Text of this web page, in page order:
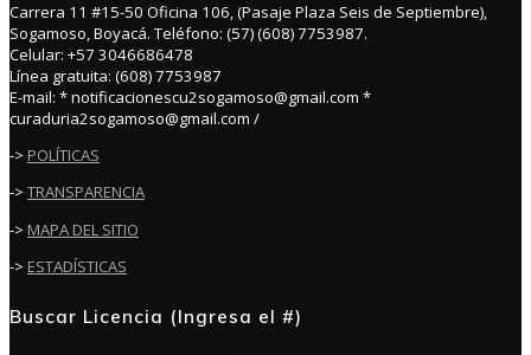
Carrera 11 #15-50 Oficina 106, (Pasaje Plaza Seis de Septiembre),
Sogamoso, Boyacá. Teléfono: (57) (608) 7753987.
Celular: +57 3046686478
Línea gratuita: (608) 7753987
E-mail: * notificacionescu2sogamoso@gmail.com *
curaduria2sogamoso@gmail.com /
-> POLÍTICAS
-> TRANSPARENCIA
-> MAPA DEL SITIO
-> ESTADÍSTICAS
Buscar Licencia (Ingresa el #)